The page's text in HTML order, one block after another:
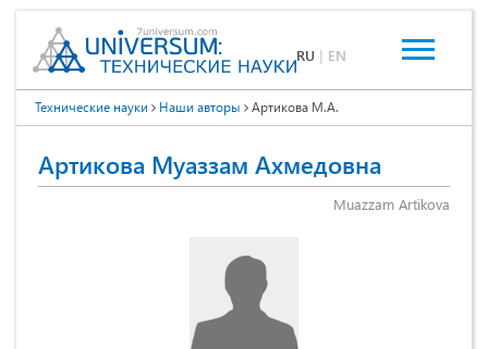
RU | EN
Технические науки Наши авторы Артикова М.А.
Артикова Муаззам Ахмедовна
Muazzam Artikova